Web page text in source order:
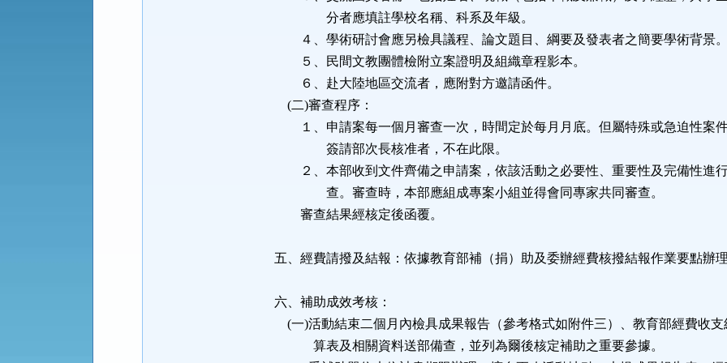
分者應填註學校名稱、科系及年級。
４、學術研討會應另檢具議程、論文題目、綱要及發表者之簡要學術背景
５、民間文教團體檢附立案證明及組織章程影本。
６、赴大陸地區交流者，應附對方邀請函件。
(二)審查程序：
１、申請案每一個月審查一次，時間定於每月月底。但屬特殊或急迫性案
簽請部次長核准者，不在此限。
２、本部收到文件齊備之申請案，依該活動之必要性、重要性及完備性進
查。審查時，本部應組成專案小組並得會同專家共同審查。
審查結果經核定後函覆。
五、經費請撥及結報：依據教育部補（捐）助及委辦經費核撥結報作業要點辦
六、補助成效考核：
(一)活動結束二個月內檢具成果報告（參考格式如附件三）、教育部經費收支
算表及相關資料送部備查，並列為爾後核定補助之重要參據。